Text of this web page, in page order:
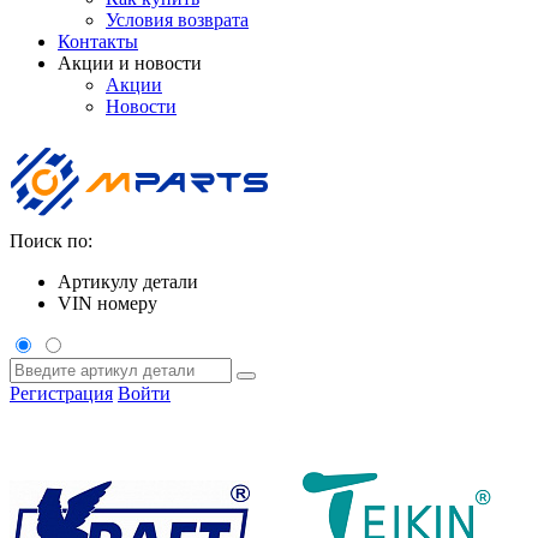
Условия возврата
Контакты
Акции и новости
Акции
Новости
Поиск по:
Артикулу детали
VIN номеру
Регистрация Войти